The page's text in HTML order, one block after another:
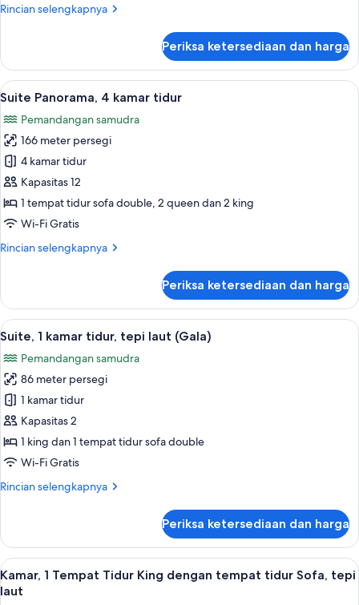
Rincian selengkapnya
Rincian
Suite
Panorama,
3
tidur
Periksa ketersediaan dan harga
Lihat
semua
foto
untuk
Suite
Panorama,
4
kamar
Minibar gratis, brankas, meja kerja,
13
Suite Panorama, 4 kamar tidur
Pemandangan samudra
166 meter persegi
4 kamar tidur
Kapasitas 12
1 tempat tidur sofa double, 2 queen dan 2 king
Wi-Fi Gratis
Rincian selengkapnya
Rincian
Suite
Panorama,
4
tidur
Periksa ketersediaan dan harga
Lihat
semua
foto
untuk
Suite,
1
kamar
tidur,
laut
Televisi LED 65-inci dengan saluran
11
Suite, 1 kamar tidur, tepi laut (Gala)
Pemandangan samudra
86 meter persegi
1 kamar tidur
Kapasitas 2
1 king dan 1 tempat tidur sofa double
Wi-Fi Gratis
Rincian selengkapnya
Rincian
Suite,
kamar
tidur,
Periksa ketersediaan dan harga
Lihat
semua
Minibar gratis, brankas, meja kerja,
14
Kamar, 1 Tempat Tidur King dengan tempat tidur Sofa, tepi
laut